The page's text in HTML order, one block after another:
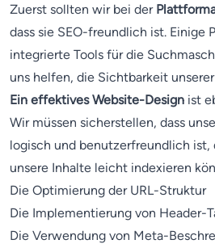
Zuerst sollten wir bei der
dass sie SEO-freundlich ist. Einige
integrierte Tools für die
uns helfen, die Sichtbarkeit
Ein effektives Website-Design ist
Wir müssen sicherstellen, dass
logisch und benutzerfreundlich ist,
unsere Inhalte leicht indexieren
Die Optimierung der URL-Struktur
Die Implementierung von Header-
Die Verwendung von Meta-